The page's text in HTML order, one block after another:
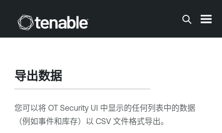
导出数据
您可以将 OT SecurityUI 中显示的任何列表中的数据
（例如事件和库存）以 CSV 文件格式导出。